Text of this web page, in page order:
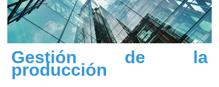
Gestión de la
producción